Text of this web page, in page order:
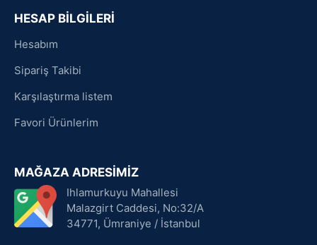
HESAP BİLGİLERİ
Hesabım
Sipariş Takibi
Karşılaştırma listem
Favori Ürünlerim
MAĞAZA ADRESİMİZ
Ihlamurkuyu Mahallesi
Malazgirt Caddesi, No:32/A
34771, Ümraniye / İstanbul